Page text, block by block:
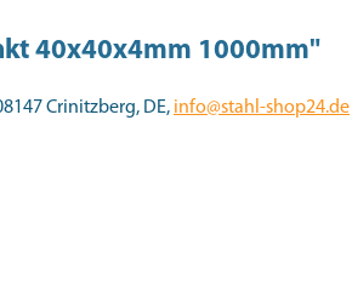
40x40x4mm 1000mm"
Crinitzberg, DE, info@stahl-shop24.de